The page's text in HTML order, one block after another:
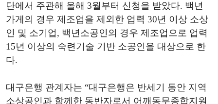
단에서 주관해 올해 3월부터 신청을 받았다. 백년
가게의 경우 제조업을 제외한 업력 30년 이상 소상
인 및 소기업, 백년소공인의 경우 제조업으로 업력
15년 이상의 숙련기술 기반 소공인을 대상으로 한
다.
대구은행 관계자는 “대구은행은 반세기 동안 지역
소상공인과 함께한 동반자로서 어깨동무종합지원